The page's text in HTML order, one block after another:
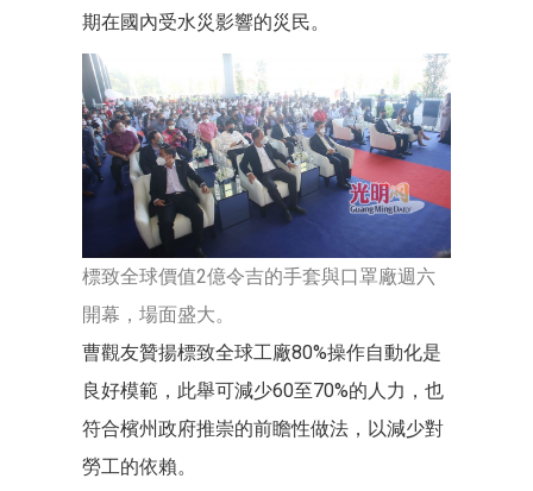
期在國內受水災影響的災民。
標致全球價值2億令吉的手套與口罩廠週六
開幕，場面盛大。
曹觀友贊揚標致全球工廠80%操作自動化是
良好模範，此舉可減少60至70%的人力，也
符合檳州政府推崇的前瞻性做法，以減少對
勞工的依賴。